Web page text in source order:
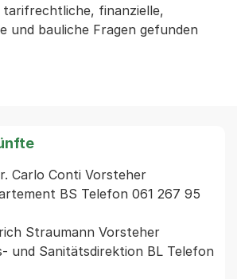
finanzielle,
und bauliche Fragen gefunden
Carlo Conti Vorsteher
BS Telefon 061 267 95
Straumann Vorsteher
und Sanitätsdirektion BL Telefon